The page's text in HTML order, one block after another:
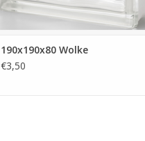
190x190x80 Wolke
€3,50